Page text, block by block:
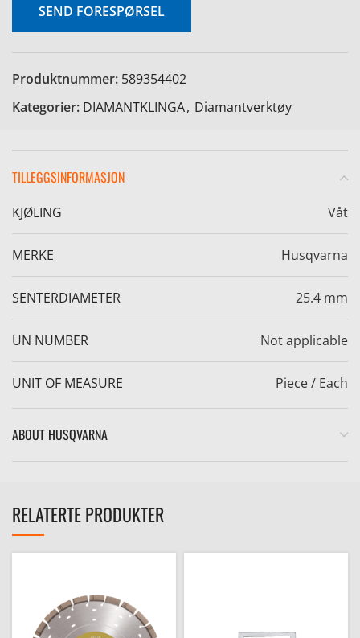
SEND FORESPØRSEL
Produktnummer: 589354402
Kategorier: DIAMANTKLINGA, Diamantverktøy
TILLEGGSINFORMASJON
KJØLING Våt
MERKE Husqvarna
SENTERDIAMETER 25.4 mm
UN NUMBER Not applicable
UNIT OF MEASURE Piece / Each
ABOUT HUSQVARNA
RELATERTE PRODUKTER